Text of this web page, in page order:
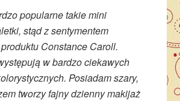
popularne takie mini
stąd z sentymentem
Constance Caroll.
w bardzo ciekawych
Posiadam szary,
tworzy fajny dzienny makijaż